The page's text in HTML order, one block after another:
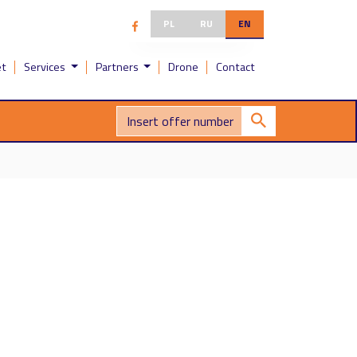
PL RU EN
Services Partners Drone Contact